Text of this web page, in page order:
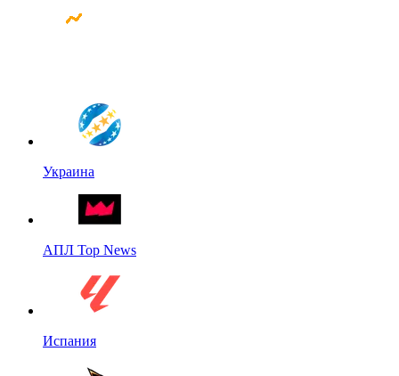
Украина
АПЛ Top News
Испания